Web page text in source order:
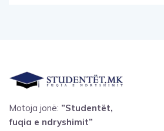
Motoja jonë: ”Studentët,
fuqia e ndryshimit”